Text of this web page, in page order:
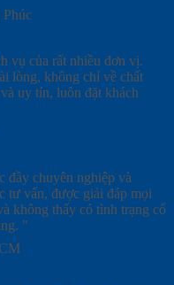
vụ của rất nhiều đơn vị.
lòng, không chỉ về chất
uy tín, luôn đặt khách
đầy chuyên nghiệp và
tư vấn, được giải đáp mọi
không thấy có tình trạng cố
"